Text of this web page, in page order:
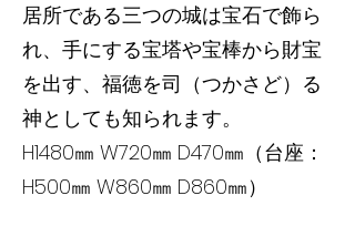
居所である三つの城は宝石で飾ら
れ、手にする宝塔や宝棒から財宝
を出す、福徳を司（つかさど）る
神としても知られます。
H1480㎜ W720㎜ D470㎜（台座：
H500㎜ W860㎜ D860㎜）